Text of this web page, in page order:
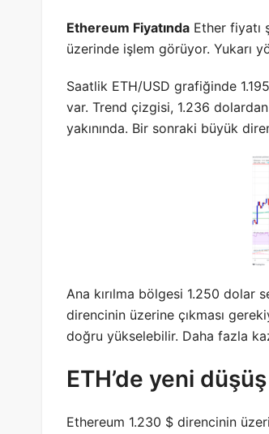
Ethereum Fiyatında Ether fiyatı
üzerinde işlem görüyor. Yukarı
Saatlik ETH/USD grafiğinde
var. Trend çizgisi, 1.236
yakınında. Bir sonraki büyük
Ana kırılma bölgesi 1.250 dolar
direncinin üzerine çıkması
doğru yükselebilir. Daha fazla
ETH’de yeni
Ethereum 1.230 $ direncinin